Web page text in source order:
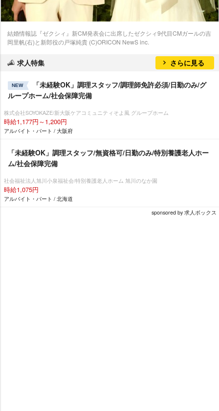
結婚情報誌『ゼクシィ』新CM発表会に出席したゼクシィ9代目CMガールの吉
岡里帆(右)と新郎役の戸塚純貴 (C)ORICON NewS inc.
求人特集 さらに見る
NEW
「未経験OK」調理スタッフ/調理師免許必須/日勤のみ/グ
ループホーム/社会保障完備
株式会社SOYOKAZE/新大阪ケアコミュニティそよ風 グループホーム
時給1,177円～1,200円
アルバイト・パート / 大阪府
「未経験OK」調理スタッフ/無資格可/日勤のみ/特別養護老人ホー
ム/社会保障完備
社会福祉法人旭川小泉福祉会/特別養護老人ホーム 旭川のなか園
時給1,075円
アルバイト・パート / 北海道
sponsored by 求人ボックス